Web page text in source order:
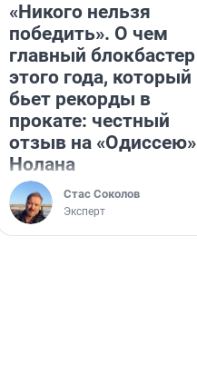
«Никого нельзя
победить». О чем
главный блокбастер
этого года, который
бьет рекорды в
прокате: честный
отзыв на «Одиссею»
Нолана
Стас Соколов
Эксперт